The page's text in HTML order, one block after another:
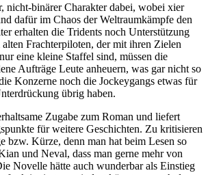
nicht-binärer Charakter dabei, wobei xier
dafür im Chaos der Weltraumkämpfe den
erhalten die Tridents noch Unterstützung
Frachterpiloten, der mit ihren Zielen
eine kleine Staffel sind, müssen die
Aufträge Leute anheuern, was gar nicht so
Konzerne noch die Jockeygangs etwas für
übrig haben.
Zugabe zum Roman und liefert
für weitere Geschichten. Zu kritisieren
bzw. Kürze, denn man hat beim Lesen so
und Neval, dass man gerne mehr von
Novelle hätte auch wunderbar als Einstieg